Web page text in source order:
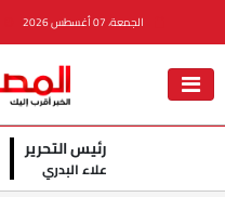
الجمعة، 07 أغسطس 2026
رئيس التحرير
علاء البدري